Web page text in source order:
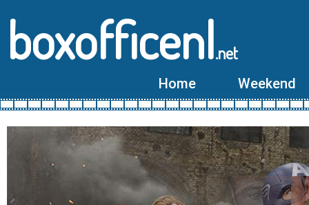
boxofficenl.net
Home Weekend